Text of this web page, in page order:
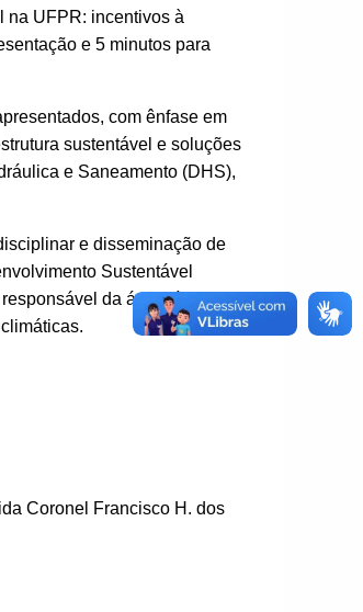
na UFPR: incentivos à
e 5 minutos para
com ênfase em
sustentável e soluções
e Saneamento (DHS),
e disseminação de
Sustentável
da água, à
Coronel Francisco H. dos